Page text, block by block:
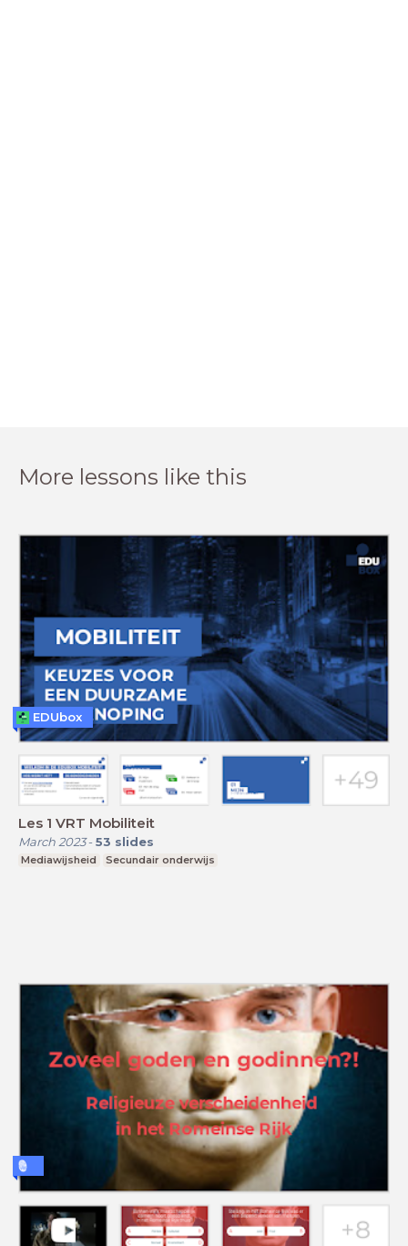
More lessons like this
Les 1 VRT Mobiliteit
March 2023- 53 slides
Mediawijsheid Secundair onderwijs
EDUbox